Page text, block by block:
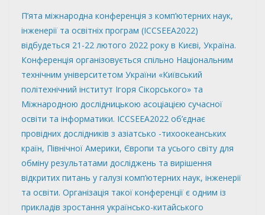
П’ята міжнародна конференція з комп’ютерних наук,
інженерії та освітніх програм (ICCSEEA2022)
відбудеться 21-22 лютого 2022 року в Києві, Україна.
Конференція організовується спільно Національним
технічним університетом України «Київський
політехнічний інститут Ігоря Сікорського» та
Міжнародною дослідницькою асоціацією сучасної
освіти та інформатики. ICCSEEA2022 об’єднає
провідних дослідників з азіатсько -тихоокеанських
країн, Північної Америки, Європи та усього світу для
обміну результатами досліджень та вирішення
відкритих питань у галузі комп’ютерних наук, інженерії
та освіти. Організація такої конференції є одним із
прикладів зростання українсько-китайського